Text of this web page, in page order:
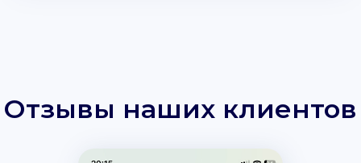
Отзывы наших клиентов